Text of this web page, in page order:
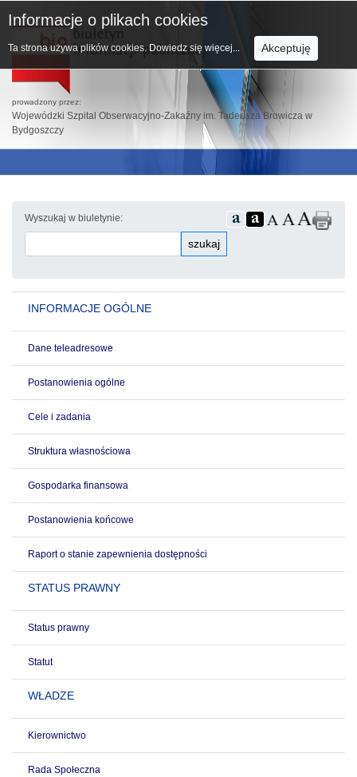
prowadzony przez:
Wojewódzki Szpital Obserwacyjno-Zakaźny im. Tadeusza Browicza w
Bydgoszczy
Wyszukaj w biuletynie:
szukaj
INFORMACJE OGÓLNE
Dane teleadresowe
Postanowienia ogólne
Cele i zadania
Struktura własnościowa
Gospodarka finansowa
Postanowienia końcowe
Raport o stanie zapewnienia dostępności
STATUS PRAWNY
Status prawny
Statut
WŁADZE
Kierownictwo
Rada Społeczna
Informacje o plikach cookies
Ta strona używa plików cookies. Dowiedz się więcej... Akceptuję